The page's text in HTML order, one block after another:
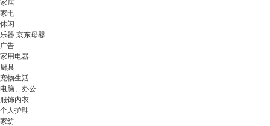
家居
家电
休闲
乐器 京东母婴
广告
家用电器
厨具
宠物生活
电脑、办公
服饰内衣
个人护理
家纺